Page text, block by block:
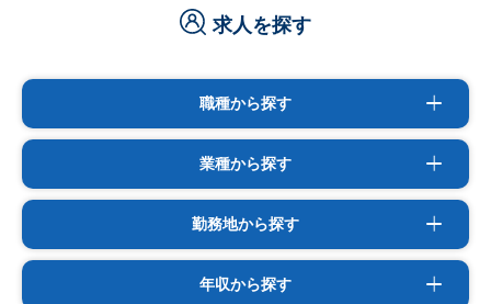
求人を探す
職種から探す
業種から探す
勤務地から探す
年収から探す